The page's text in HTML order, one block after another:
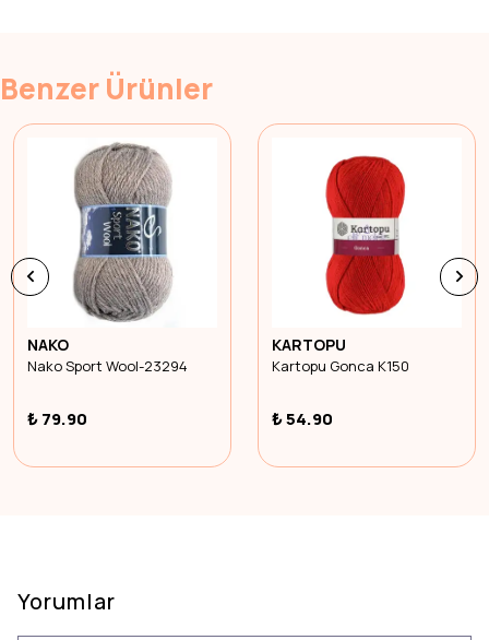
Benzer Ürünler
NAKO
Nako Sport Wool-23294
₺ 79.90
KARTOPU
Kartopu Gonca K150
₺ 54.90
Yorumlar